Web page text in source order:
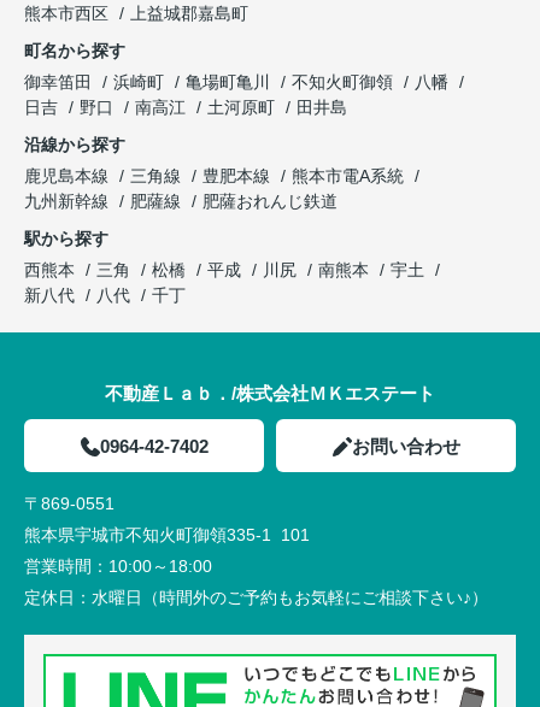
熊本市西区
上益城郡嘉島町
町名から探す
御幸笛田
浜崎町 亀場町亀川 不知火町御領
八幡
日吉
野口 南高江 土河原町
田井島
沿線から探す
鹿児島本線
三角線 豊肥本線
熊本市電A系統
九州新幹線
肥薩線
肥薩おれんじ鉄道
駅から探す
西熊本
三角 松橋 平成 川尻 南熊本
宇土
新八代
八代 千丁
不動産Ｌａｂ．/株式会社ＭＫエステート
0964-42-7402 お問い合わせ
〒869-0551
熊本県宇城市不知火町御領335-1 101
営業時間： 10:00～18:00
定休日： 水曜日（時間外のご予約もお気軽にご相談下さい♪）